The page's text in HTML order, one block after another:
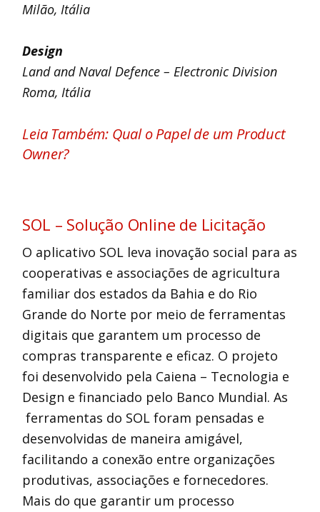
Milão, Itália
Design
Land and Naval Defence – Electronic Division
Roma, Itália
Leia Também: Qual o Papel de um Product
Owner?
SOL – Solução Online de Licitação
O aplicativo SOL leva inovação social para as
cooperativas e associações de agricultura
familiar dos estados da Bahia e do Rio
Grande do Norte por meio de ferramentas
digitais que garantem um processo de
compras transparente e eficaz. O projeto
foi desenvolvido pela Caiena – Tecnologia e
Design e financiado pelo Banco Mundial. As
ferramentas do SOL foram pensadas e
desenvolvidas de maneira amigável,
facilitando a conexão entre organizações
produtivas, associações e fornecedores.
Mais do que garantir um processo